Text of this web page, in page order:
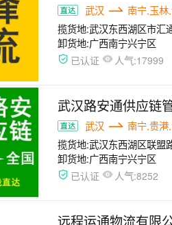
武汉
南宁,玉林
揽货地:武汉东西湖区市汇
卸货地:广西南宁兴宁区
已认证 人气:17999
武汉路安通供应链
武汉
南宁,贵港
揽货地:武汉东西湖区联盟
卸货地:广西南宁兴宁区
已认证 人气:8252
远程运通物流有限